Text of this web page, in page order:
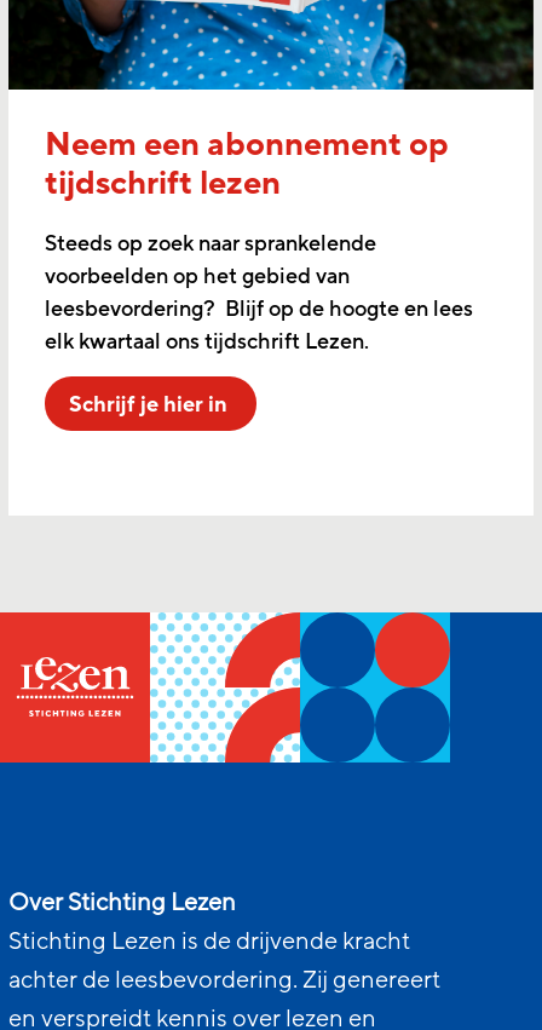
Neem een abonnement op
tijdschrift lezen
Steeds op zoek naar sprankelende
voorbeelden op het gebied van
leesbevordering? Blijf op de hoogte en lees
elk kwartaal ons tijdschrift Lezen.
Schrijf je hier in
Over Stichting Lezen
Stichting Lezen is de drijvende kracht
achter de leesbevordering. Zij genereert
en verspreidt kennis over lezen en